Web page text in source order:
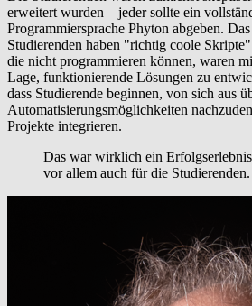
erweitert wurden – jeder sollte ein
Programmiersprache Phyton abgeben.
Studierenden haben "richtig coole
die nicht programmieren können, waren
Lage, funktionierende Lösungen zu
dass Studierende beginnen, von sich aus
Automatisierungsmöglichkeiten
Projekte integrieren.
Das war wirklich ein
vor allem auch für die Studierenden.